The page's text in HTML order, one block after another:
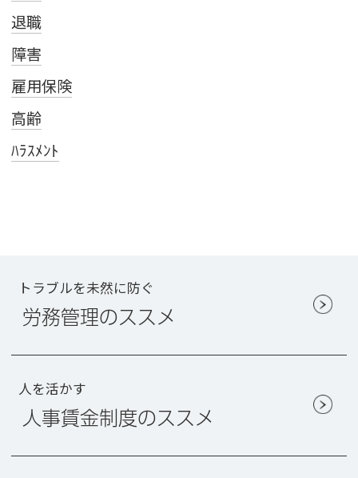
退職
障害
雇用保険
高齢
ﾊﾗｽﾒﾝﾄ
トラブルを未然に防ぐ
労務管理のススメ
人を活かす
人事賃金制度のススメ